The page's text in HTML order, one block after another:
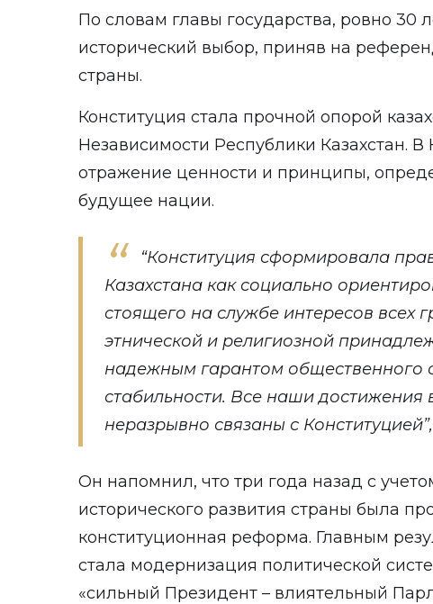
По словам главы государства, ровно 30
исторический выбор, приняв на
страны.
Конституция стала прочной опорой
Независимости Республики Казахстан.
отражение ценности и принципы,
будущее нации.
“Конституция сформировала
Казахстана как социально
стоящего на службе интересов всех
этнической и религиозной
надежным гарантом общественного
стабильности. Все наши достижения
неразрывно связаны с
Он напомнил, что три года назад с
исторического развития страны была
конституционная реформа. Главным
стала модернизация политической
«сильный Президент – влиятельный